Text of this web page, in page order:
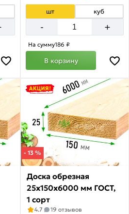
шт куб
- +
На сумму186 ₽
В корзину
- 13 %
Доска обрезная
25х150х6000 мм ГОСТ,
1 сорт
4.7 19 отзывов